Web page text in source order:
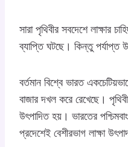
সারা পৃথিবীর সবদেশে লাক্ষার
ব্যাপ্তি ঘটছে। কিন্তু পর্যাপ্ত
বর্তমান বিশ্বে ভারত
বাজার দখল করে রেখেছে।
উৎপাদিত হয়। ভারতের
প্রদেশেই বেশীরভাগ লাক্ষা